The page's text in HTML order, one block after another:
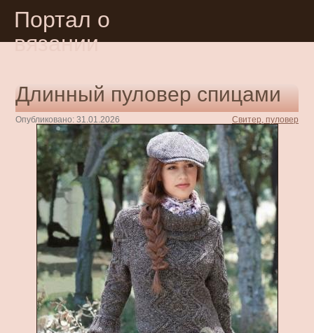
Портал о
вязании
Длинный пуловер спицами
Опубликовано: 31.01.2026 Свитер, пуловер